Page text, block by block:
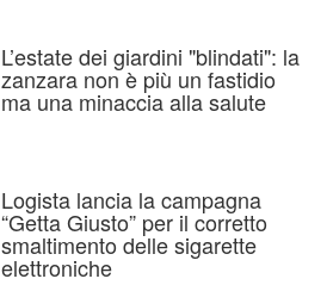
L’estate dei giardini "blindati": la
zanzara non è più un fastidio
ma una minaccia alla salute
Logista lancia la campagna
“Getta Giusto” per il corretto
smaltimento delle sigarette
elettroniche